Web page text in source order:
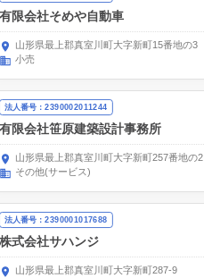
有限会社そめや自動車
山形県最上郡真室川町大字新町15番地の3
小売
法人番号：2390002011244
有限会社笹原建築設計事務所
山形県最上郡真室川町大字新町257番地の2
その他(サービス)
法人番号：2390001017688
株式会社サハンジ
山形県最上郡真室川町大字新町287-9